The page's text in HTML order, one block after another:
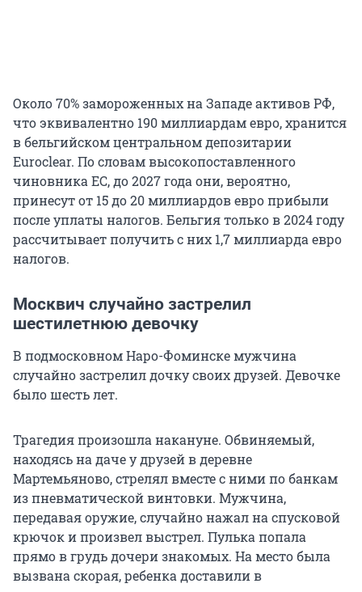
Около 70% замороженных на Западе активов РФ,
что эквивалентно 190 миллиардам евро, хранится
в бельгийском центральном депозитарии
Euroclear. По словам высокопоставленного
чиновника ЕС, до 2027 года они, вероятно,
принесут от 15 до 20 миллиардов евро прибыли
после уплаты налогов. Бельгия только в 2024 году
рассчитывает получить с них 1,7 миллиарда евро
налогов.
Москвич случайно застрелил
шестилетнюю девочку
В подмосковном Наро-Фоминске мужчина
случайно застрелил дочку своих друзей. Девочке
было шесть лет.
Трагедия произошла накануне. Обвиняемый,
находясь на даче у друзей в деревне
Мартемьяново, стрелял вместе с ними по банкам
из пневматической винтовки. Мужчина,
передавая оружие, случайно нажал на спусковой
крючок и произвел выстрел. Пулька попала
прямо в грудь дочери знакомых. На место была
вызвана скорая, ребенка доставили в